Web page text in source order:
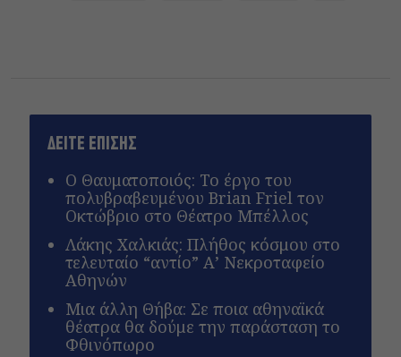
ΔΕΙΤΕ ΕΠΙΣΗΣ
Ο Θαυματοποιός: Το έργο του
πολυβραβευμένου Brian Friel τον
Οκτώβριο στο Θέατρο Μπέλλος
Λάκης Χαλκιάς: Πλήθος κόσμου στο
τελευταίο “αντίο” Α’ Νεκροταφείο
Αθηνών
Μια άλλη Θήβα: Σε ποια αθηναϊκά
θέατρα θα δούμε την παράσταση το
Φθινόπωρο